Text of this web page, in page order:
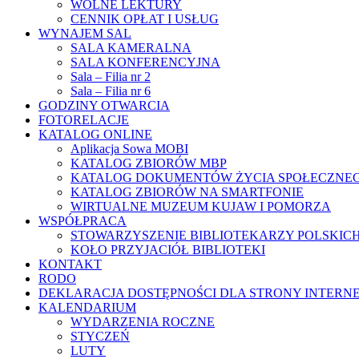
WOLNE LEKTURY
CENNIK OPŁAT I USŁUG
WYNAJEM SAL
SALA KAMERALNA
SALA KONFERENCYJNA
Sala – Filia nr 2
Sala – Filia nr 6
GODZINY OTWARCIA
FOTORELACJE
KATALOG ONLINE
Aplikacja Sowa MOBI
KATALOG ZBIORÓW MBP
KATALOG DOKUMENTÓW ŻYCIA
KATALOG ZBIORÓW NA SMARTFONIE
WIRTUALNE MUZEUM KUJAW I POMORZA
WSPÓŁPRACA
STOWARZYSZENIE BIBLIOTEKARZY
KOŁO PRZYJACIÓŁ BIBLIOTEKI
KONTAKT
RODO
DEKLARACJA DOSTĘPNOŚCI DLA STRONY
KALENDARIUM
WYDARZENIA ROCZNE
STYCZEŃ
LUTY